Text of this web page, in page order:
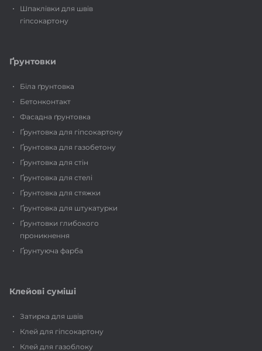
Шпаклівки для швів
гіпсокартону
Ґрунтовки
Біла ґрунтовка
Бетонконтакт
Фасадна ґрунтовка
Ґрунтовка для гіпсокартону
Ґрунтовка для газобетону
Ґрунтовка для стін
Ґрунтовка для стелі
Ґрунтовка для стяжки
Ґрунтовка для штукатурки
Ґрунтовки глибокого
проникнення
Ґрунтуюча фарба
Клейові суміші
Затирка для швів
Клей для гіпсокартону
Клей для газоблоку